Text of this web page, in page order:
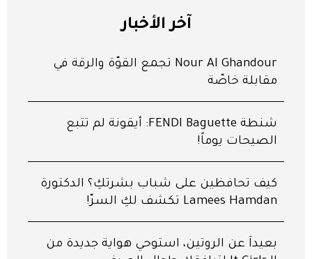
آخر الأخبار
Nour Al Ghandour تجمع القوّة والرقّة في
مقابلة خاصّة
شنطة FENDI Baguette: أيقونة لم تتّبع
الصيحات يوماً!
كيف تحافظين على شباب بشرتكِ؟ الدكتورة
Lamees Hamdan تكشف لكِ السرّ!
بعيداً عن الروتين، استوحي هواية جديدة من